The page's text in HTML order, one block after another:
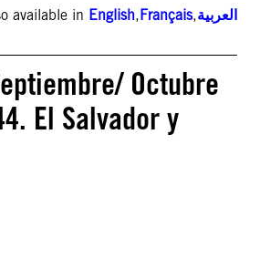
available in English,Français,العربية
Octubre
El Salvador y